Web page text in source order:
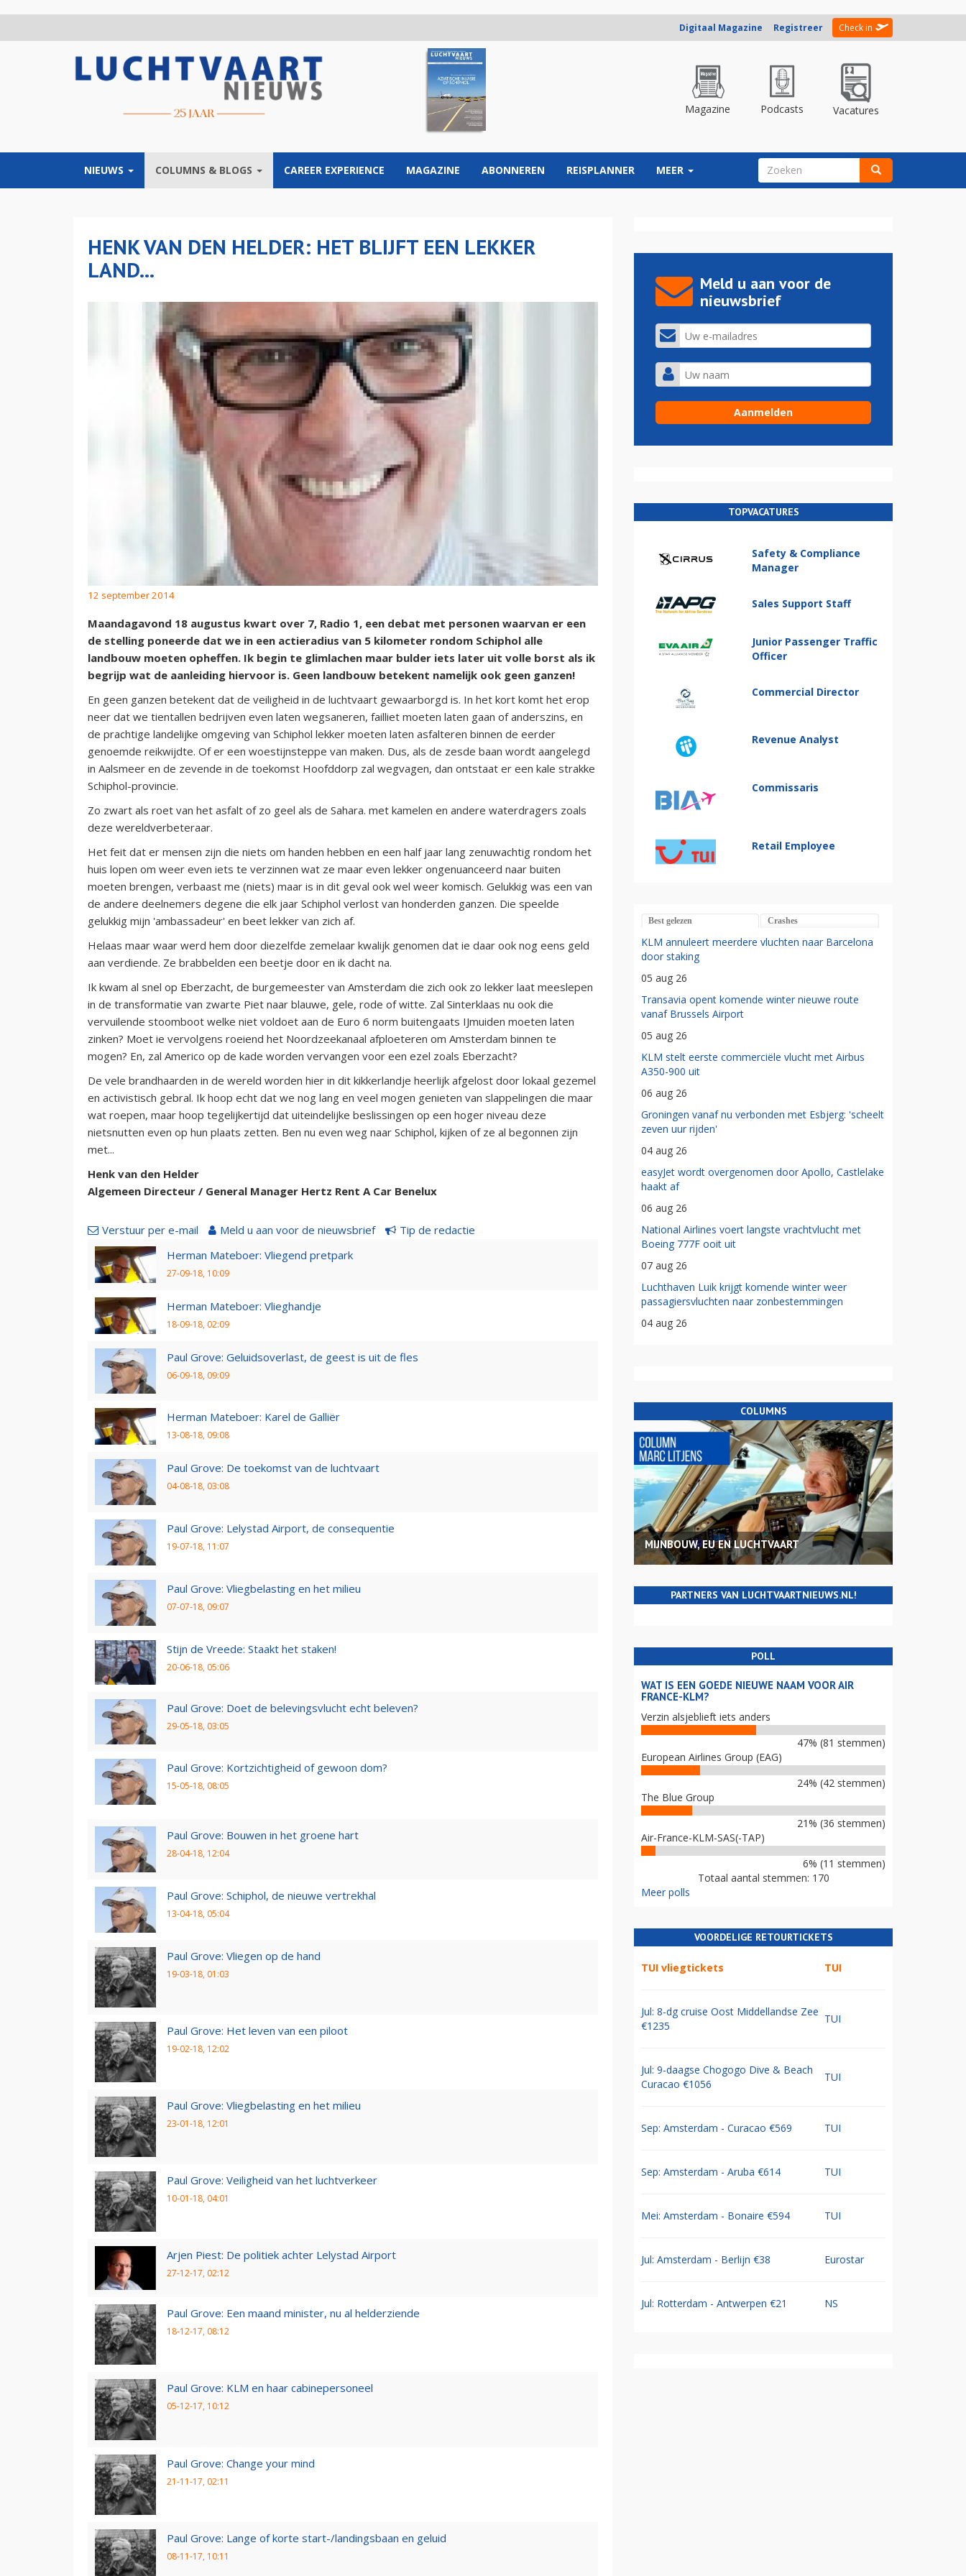
Digitaal Magazine Registreer Check in
Magazine Podcasts Vacatures
NIEUWS COLUMNS & BLOGS CAREER EXPERIENCE MAGAZINE ABONNEREN REISPLANNER MEER ZOEKVELD
HENK VAN DEN HELDER: HET BLIJFT EEN LEKKER
LAND...
12 september 2014
Maandagavond 18 augustus kwart over 7, Radio 1, een debat met personen waarvan er een
de stelling poneerde dat we in een actieradius van 5 kilometer rondom Schiphol alle
landbouw moeten opheffen. Ik begin te glimlachen maar bulder iets later uit volle borst als ik
begrijp wat de aanleiding hiervoor is. Geen landbouw betekent namelijk ook geen ganzen!
En geen ganzen betekent dat de veiligheid in de luchtvaart gewaarborgd is. In het kort komt het erop
neer dat we tientallen bedrijven even laten wegsaneren, failliet moeten laten gaan of anderszins, en
de prachtige landelijke omgeving van Schiphol lekker moeten laten asfalteren binnen de eerder
genoemde reikwijdte. Of er een woestijnsteppe van maken. Dus, als de zesde baan wordt aangelegd
in Aalsmeer en de zevende in de toekomst Hoofddorp zal wegvagen, dan ontstaat er een kale strakke
Schiphol-provincie.
Zo zwart als roet van het asfalt of zo geel als de Sahara. met kamelen en andere waterdragers zoals
deze wereldverbeteraar.
Het feit dat er mensen zijn die niets om handen hebben en een half jaar lang zenuwachtig rondom het
huis lopen om weer even iets te verzinnen wat ze maar even lekker ongenuanceerd naar buiten
moeten brengen, verbaast me (niets) maar is in dit geval ook wel weer komisch. Gelukkig was een van
de andere deelnemers degene die elk jaar Schiphol verlost van honderden ganzen. Die speelde
gelukkig mijn 'ambassadeur' en beet lekker van zich af.
Helaas maar waar werd hem door diezelfde zemelaar kwalijk genomen dat ie daar ook nog eens geld
aan verdiende. Ze brabbelden een beetje door en ik dacht na.
Ik kwam al snel op Eberzacht, de burgemeester van Amsterdam die zich ook zo lekker laat meeslepen
in de transformatie van zwarte Piet naar blauwe, gele, rode of witte. Zal Sinterklaas nu ook die
vervuilende stoomboot welke niet voldoet aan de Euro 6 norm buitengaats IJmuiden moeten laten
zinken? Moet ie vervolgens roeiend het Noordzeekanaal afploeteren om Amsterdam binnen te
mogen? En, zal Americo op de kade worden vervangen voor een ezel zoals Eberzacht?
De vele brandhaarden in de wereld worden hier in dit kikkerlandje heerlijk afgelost door lokaal gezemel
en activistisch gebral. Ik hoop echt dat we nog lang en veel mogen genieten van slappelingen die maar
wat roepen, maar hoop tegelijkertijd dat uiteindelijke beslissingen op een hoger niveau deze
nietsnutten even op hun plaats zetten. Ben nu even weg naar Schiphol, kijken of ze al begonnen zijn
met...
Henk van den Helder
Algemeen Directeur / General Manager Hertz Rent A Car Benelux
Verstuur per e-mail Meld u aan voor de nieuwsbrief
Tip de redactie
Herman Mateboer: Vliegend pretpark
27-09-18, 10:09
Herman Mateboer: Vlieghandje
18-09-18, 02:09
Paul Grove: Geluidsoverlast, de geest is uit de fles
06-09-18, 09:09
Herman Mateboer: Karel de Galliër
13-08-18, 09:08
Paul Grove: De toekomst van de luchtvaart
04-08-18, 03:08
Paul Grove: Lelystad Airport, de consequentie
19-07-18, 11:07
Paul Grove: Vliegbelasting en het milieu
07-07-18, 09:07
Stijn de Vreede: Staakt het staken!
20-06-18, 05:06
Paul Grove: Doet de belevingsvlucht echt beleven?
29-05-18, 03:05
Paul Grove: Kortzichtigheid of gewoon dom?
15-05-18, 08:05
Paul Grove: Bouwen in het groene hart
28-04-18, 12:04
Paul Grove: Schiphol, de nieuwe vertrekhal
13-04-18, 05:04
Paul Grove: Vliegen op de hand
19-03-18, 01:03
Paul Grove: Het leven van een piloot
19-02-18, 12:02
Paul Grove: Vliegbelasting en het milieu
23-01-18, 12:01
Paul Grove: Veiligheid van het luchtverkeer
10-01-18, 04:01
Arjen Piest: De politiek achter Lelystad Airport
27-12-17, 02:12
Paul Grove: Een maand minister, nu al helderziende
18-12-17, 08:12
Paul Grove: KLM en haar cabinepersoneel
05-12-17, 10:12
Paul Grove: Change your mind
21-11-17, 02:11
Paul Grove: Lange of korte start-/landingsbaan en geluid
08-11-17, 10:11
Meld u aan voor de
nieuwsbrief
TOPVACATURES
Safety & Compliance
Manager
Sales Support Staff
Junior Passenger Traffic
Officer
Commercial Director
Revenue Analyst
Commissaris
Retail Employee
Best gelezen Crashes
KLM annuleert meerdere vluchten naar Barcelona
door staking
05 aug 26
Transavia opent komende winter nieuwe route
vanaf Brussels Airport
05 aug 26
KLM stelt eerste commerciële vlucht met Airbus
A350-900 uit
06 aug 26
Groningen vanaf nu verbonden met Esbjerg: 'scheelt
zeven uur rijden'
04 aug 26
easyJet wordt overgenomen door Apollo, Castlelake
haakt af
06 aug 26
National Airlines voert langste vrachtvlucht met
Boeing 777F ooit uit
07 aug 26
Luchthaven Luik krijgt komende winter weer
passagiersvluchten naar zonbestemmingen
04 aug 26
COLUMNS
MIJNBOUW, EU EN LUCHTVAART
PARTNERS VAN LUCHTVAARTNIEUWS.NL!
POLL
WAT IS EEN GOEDE NIEUWE NAAM VOOR AIR
FRANCE-KLM?
Verzin alsjeblieft iets anders
47% (81 stemmen)
European Airlines Group (EAG)
24% (42 stemmen)
The Blue Group
21% (36 stemmen)
Air-France-KLM-SAS(-TAP)
6% (11 stemmen)
Totaal aantal stemmen: 170
Meer polls
VOORDELIGE RETOURTICKETS
TUI vliegtickets TUI
Jul: 8-dg cruise Oost Middellandse Zee
€1235
TUI
Jul: 9-daagse Chogogo Dive & Beach
Curacao €1056
TUI
Sep: Amsterdam - Curacao €569 TUI
Sep: Amsterdam - Aruba €614 TUI
Mei: Amsterdam - Bonaire €594 TUI
Jul: Amsterdam - Berlijn €38 Eurostar
Jul: Rotterdam - Antwerpen €21 NS